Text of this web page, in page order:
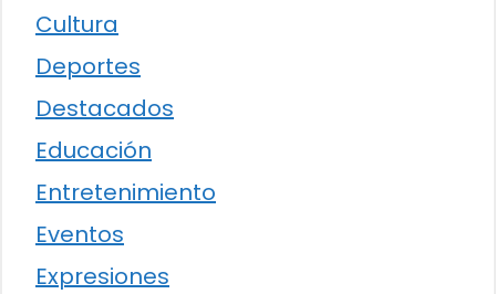
Cultura
Deportes
Destacados
Educación
Entretenimiento
Eventos
Expresiones